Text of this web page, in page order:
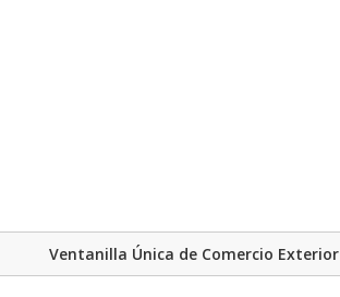
Ventanilla Única de Comercio Exterior